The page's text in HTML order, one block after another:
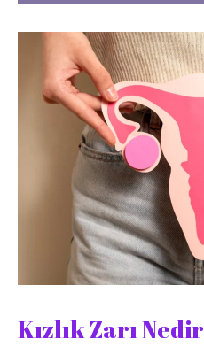
Kızlık Zarı Nedir